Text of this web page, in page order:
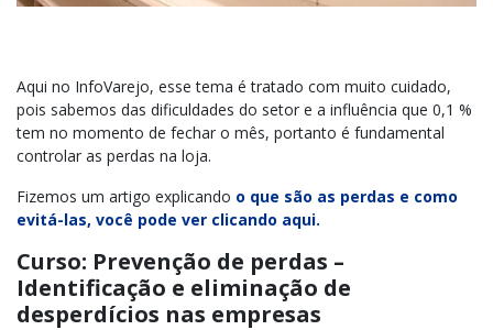
Aqui no InfoVarejo, esse tema é tratado com muito cuidado,
pois sabemos das dificuldades do setor e a influência que 0,1 %
tem no momento de fechar o mês, portanto é fundamental
controlar as perdas na loja.
Fizemos um artigo explicando o que são as perdas e como
evitá-las, você pode ver clicando aqui.
Curso: Prevenção de perdas –
Identificação e eliminação de
desperdícios nas empresas